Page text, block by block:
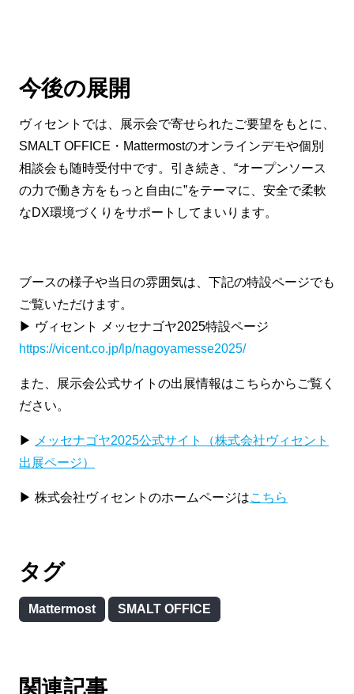
今後の展開
ヴィセントでは、展示会で寄せられたご要望をもとに、
SMALT OFFICE・Mattermostのオンラインデモや個別
相談会も随時受付中です。引き続き、“オープンソース
の力で働き方をもっと自由に”をテーマに、安全で柔軟
なDX環境づくりをサポートしてまいります。
ブースの様子や当日の雰囲気は、下記の特設ページでも
ご覧いただけます。
▶ ヴィセント メッセナゴヤ2025特設ページ
https://vicent.co.jp/lp/nagoyamesse2025/
また、展示会公式サイトの出展情報はこちらからご覧く
ださい。
▶
メッセナゴヤ2025公式サイト（株式会社ヴィセント
出展ページ）
▶ 株式会社ヴィセントのホームページはこちら
タグ
Mattermost SMALT OFFICE
関連記事